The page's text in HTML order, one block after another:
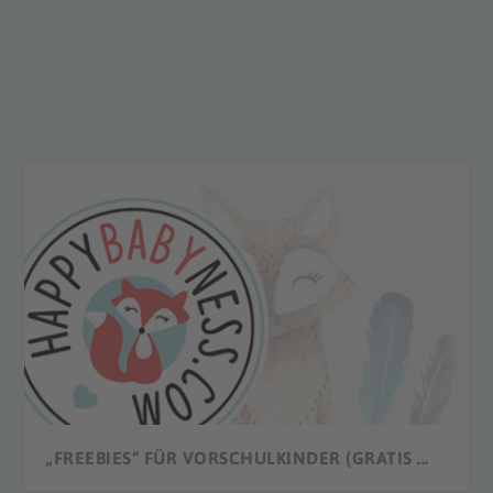
„FREEBIES“ FÜR VORSCHULKINDER (GRATIS ...